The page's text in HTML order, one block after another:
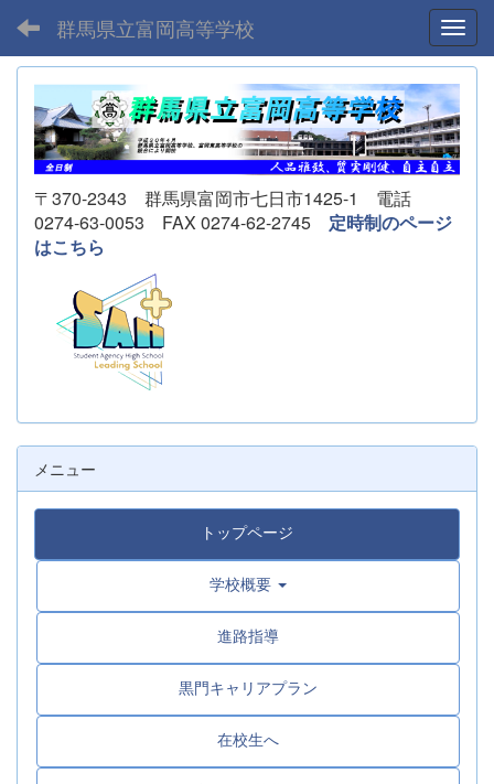
群馬県立富岡高等学校
〒370-2343 群馬県富岡市七日市1425-1 電話
0274-63-0053 FAX 0274-62-2745 定時制のページ
はこちら
メニュー
トップページ
学校概要
進路指導
黒門キャリアプラン
在校生へ